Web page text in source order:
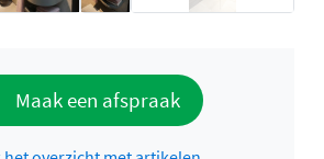
Maak een afspraak